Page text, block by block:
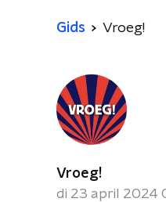
Gids Vroeg!
Vroeg!
di 23 april 2024